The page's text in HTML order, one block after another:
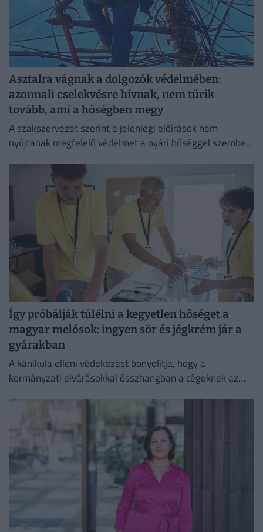
Asztalra vágnak a dolgozók védelmében:
azonnali cselekvésre hívnak, nem tűrik
tovább, ami a hőségben megy
A szakszervezet szerint a jelenlegi előírások nem
nyújtanak megfelelő védelmet a nyári hőséggel szemben,
védelmében.
Így próbálják túlélni a kegyetlen hőséget a
magyar melósok: ingyen sör és jégkrém jár a
gyárakban
A kánikula elleni védekezést bonyolítja, hogy a
kormányzati elvárásokkal összhangban a cégeknek az